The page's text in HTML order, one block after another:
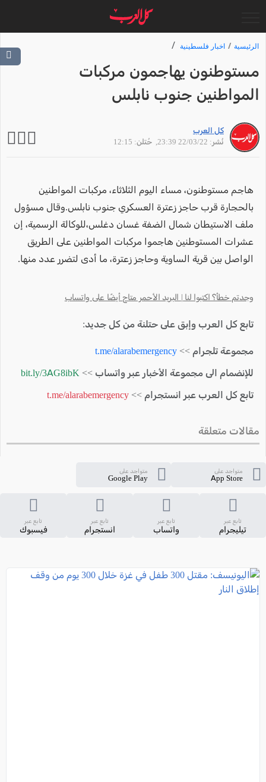
الرئيسية اخبار فلسطينية
مستوطنون يهاجمون مركبات
المواطنين جنوب نابلس
كل العرب
نُشر: 22/03/22 23:39
, حُتلن: 12:15
هاجم مستوطنون، مساء اليوم الثلاثاء، مركبات المواطنين
بالحجارة قرب حاجز زعترة العسكري جنوب نابلس.وقال مسؤول
ملف الاستيطان شمال الضفة غسان دغلس،للوكالة الرسمية، إن
عشرات المستوطنين هاجموا مركبات المواطنين على الطريق
الواصل بين قرية الساوية وحاجز زعترة، ما أدى لتضرر عدد منها.
وجدتم خطأ؟ اكتبوا لنا | البريد الأحمر متاح أيضًا على واتساب
تابع كل العرب وإبق على حتلنة من كل جديد:
مجموعة تلجرام >> t.me/alarabemergency
للإنضمام الى مجموعة الأخبار عبر واتساب >> bit.ly/3AG8ibK
تابع كل العرب عبر انستجرام >> t.me/alarabemergency
مقالات متعلقة
متواجد على
App Store
متواجد على
Google Play
تابع عبر
تيليجرام
تابع عبر
واتساب
تابع عبر
انستجرام
تابع عبر
فيسبوك